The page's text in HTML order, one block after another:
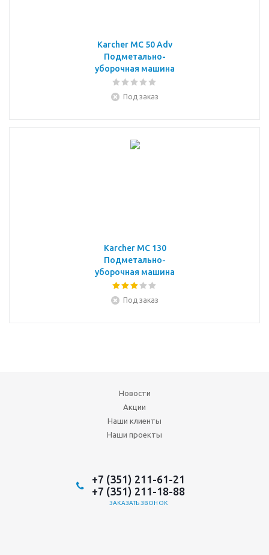
Karcher MC 50 Adv
Подметально-
уборочная машина
Под заказ
Karcher MC 130
Подметально-
уборочная машина
Под заказ
Новости
Акции
Наши клиенты
Наши проекты
+7 (351) 211-61-21
+7 (351) 211-18-88
ЗАКАЗАТЬ ЗВОНОК